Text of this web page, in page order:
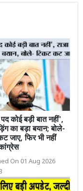
कोई बड़ी बात नहीं',
का बड़ा बयान; बोले-
जाए, फिर भी नहीं
On 01 Aug 2026